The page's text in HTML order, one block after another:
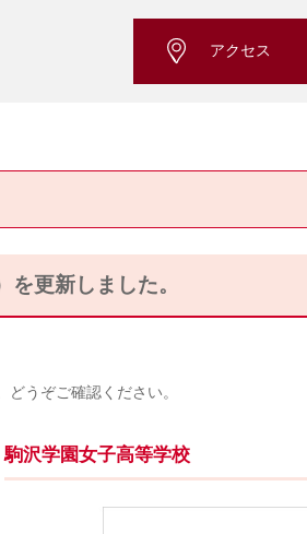
アクセス
更新しました。
うぞご確認ください。
駒沢学園女子高等学校